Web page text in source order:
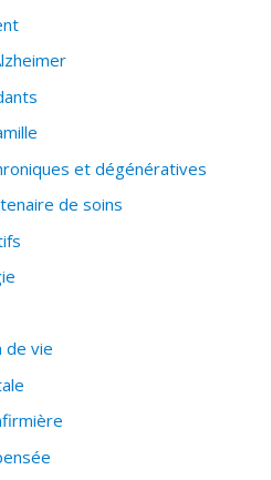
et dégénératives
de soins
de vie